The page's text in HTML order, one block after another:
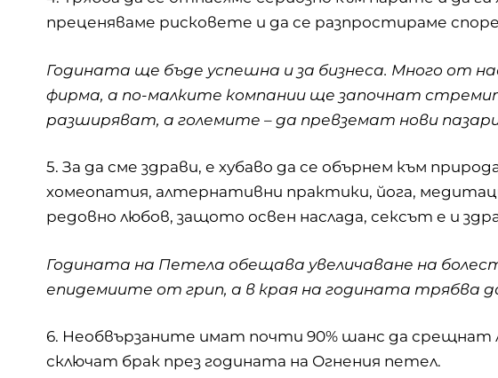
преценяваме рисковете и да се разпростираме
Годината ще бъде успешна и за бизнеса. Много от
фирма, а по-малките компании ще започнат
разширяват, а големите – да превземат нови
5. За да сме здрави, е хубаво да се обърнем към
хомеопатия, алтернативни практики, йога,
редовно любов, защото освен наслада, сексът е и
Годината на Петела обещава увеличаване на
епидемиите от грип, а в края на годината трябва
6. Необвързаните имат почти 90% шанс да срещнат
сключат брак през годината на Огнения петел.